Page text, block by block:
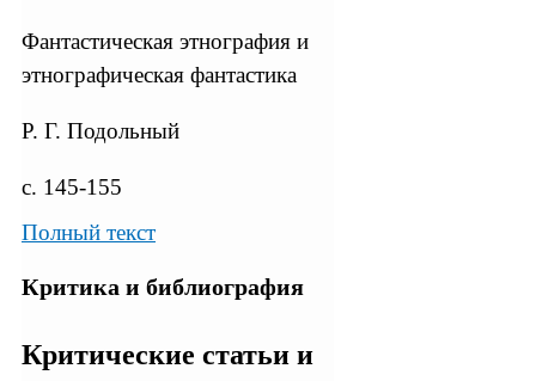
Фантастическая этнография и
этнографическая фантастика
Р. Г. Подольный
с. 145-155
Полный текст
Критика и библиография
Критические статьи и